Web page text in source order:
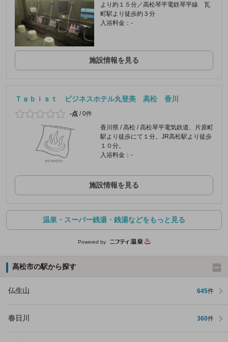
より約１５分／高松琴平電鉄琴平線 瓦
町駅より徒歩約３分
入浴料金：-
施設情報を見る
Ｔａｂｉｓｔ ビジネスホテル丸登美 高松 香川
-点 /0件
香川県 / 高松 / 高松琴平電気鉄道、片原町
駅より徒歩にて１分。JR高松駅より徒歩
１０分。
入浴料金：-
施設情報を見る
温泉・スーパー銭湯・銭湯などをもっと見る
Powered by
高松市の駅から探す
仏生山 645件
春日川 360件